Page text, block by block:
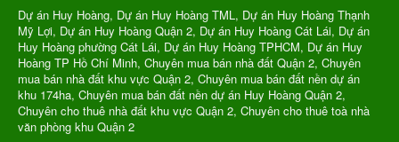
Dự án Huy Hoàng, Dự án Huy Hoàng TML, Dự án Huy Hoàng Thạnh
Mỹ Lợi, Dự án Huy Hoàng Quận 2, Dự án Huy Hoàng Cát Lái, Dự án
Huy Hoàng phường Cát Lái, Dự án Huy Hoàng TPHCM, Dự án Huy
Hoàng TP Hồ Chí Minh, Chuyên mua bán nhà đất Quận 2, Chuyên
mua bán nhà đất khu vực Quận 2, Chuyên mua bán đất nền dự án
khu 174ha, Chuyên mua bán đất nền dự án Huy Hoàng Quận 2,
Chuyên cho thuê nhà đất khu vực Quận 2, Chuyên cho thuê toà nhà
văn phòng khu Quận 2